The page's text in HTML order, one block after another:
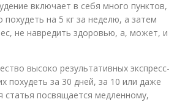
включает в себя много пунктов,
похудеть на 5 кг за неделю, а затем
не навредить здоровью, а, может, и
высоко результативных экспресс-
похудеть за 30 дней, за 10 или даже
статья посвящается медленному,